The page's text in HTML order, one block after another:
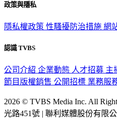
政策與隱私
隱私權政策 性騷擾防治措施 網
認識 TVBS
公司介紹 企業動態 人才招募 主
節目版權銷售 公開招標 業務服
2026 © TVBS Media Inc. All
光路451號 | 聯利媒體股份有限